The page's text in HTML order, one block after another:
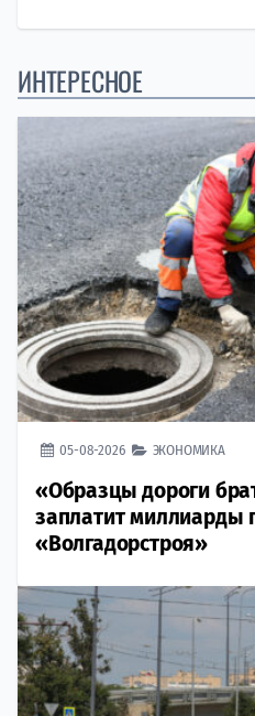
ИНТЕРЕСНОЕ
05-08-2026 ЭКОНОМИКА
«Образцы дороги
заплатит миллиарды
«Волгадорстроя»